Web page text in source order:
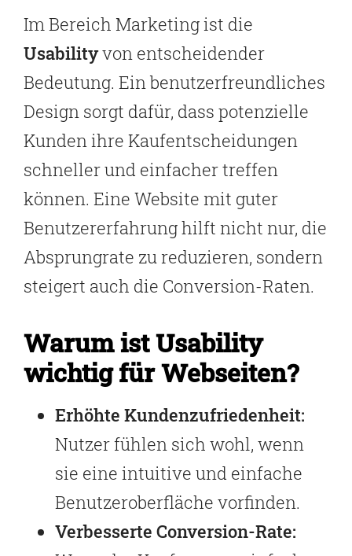
Im Bereich Marketing ist die
Usabilityvon entscheidender
Bedeutung. Ein benutzerfreundliches
Design sorgt dafür, dass potenzielle
Kunden ihre Kaufentscheidungen
schneller und einfacher treffen
können. Eine Website mit guter
Benutzererfahrung hilft nicht nur, die
Absprungrate zu reduzieren, sondern
steigert auch die Conversion-Raten.
Warum ist Usability
wichtig für Webseiten?
Erhöhte Kundenzufriedenheit:
Nutzer fühlen sich wohl, wenn
sie eine intuitive und einfache
Benutzeroberfläche vorfinden.
Verbesserte Conversion-Rate: